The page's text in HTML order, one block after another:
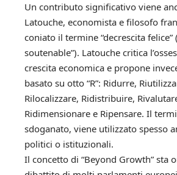
Un contributo significativo viene
Latouche, economista e filosofo
coniato il termine “decrescita felice”
soutenable”). Latouche critica
crescita economica e propone
basato su otto “R”: Ridurre,
Rilocalizzare, Ridistribuire,
Ridimensionare e Ripensare. Il
sdoganato, viene utilizzato spesso
politici o istituzionali.
Il concetto di “Beyond Growth” sta